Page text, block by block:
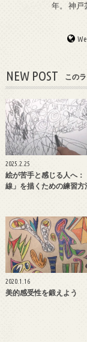
年。 神戸
NEW POST この
2025.2.25
絵が苦手と感じる人へ：
線」を描くための練習方
2020.1.16
美的感受性を鍛えよう